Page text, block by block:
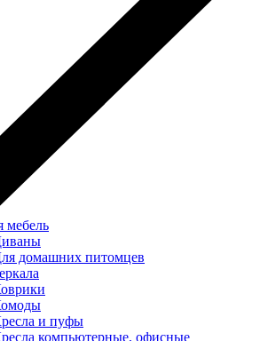
мебель
домашних питомцев
и пуфы
компьютерные, офисные